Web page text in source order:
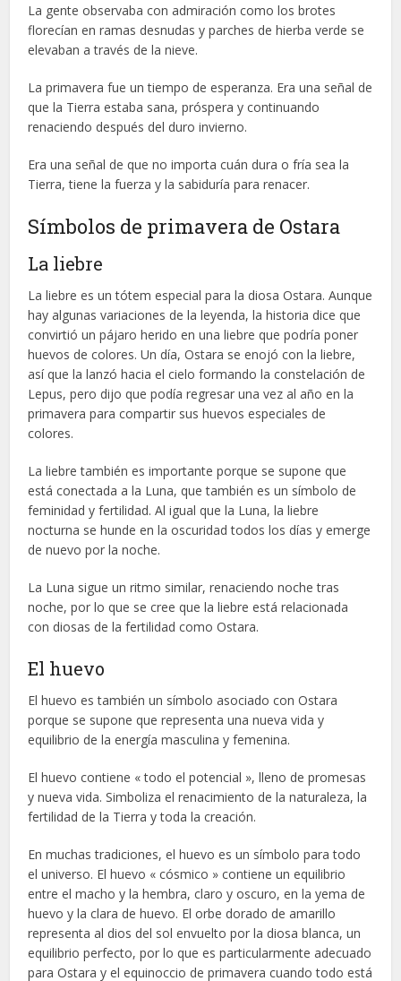
La gente observaba con admiración como los brotes
florecían en ramas desnudas y parches de hierba verde se
elevaban a través de la nieve.
La primavera fue un tiempo de esperanza. Era una señal de
que la Tierra estaba sana, próspera y continuando
renaciendo después del duro invierno.
Era una señal de que no importa cuán dura o fría sea la
Tierra, tiene la fuerza y la sabiduría para renacer.
Símbolos de primavera de Ostara
La liebre
La liebre es un tótem especial para la diosa Ostara. Aunque
hay algunas variaciones de la leyenda, la historia dice que
convirtió un pájaro herido en una liebre que podría poner
huevos de colores. Un día, Ostara se enojó con la liebre,
así que la lanzó hacia el cielo formando la constelación de
Lepus, pero dijo que podía regresar una vez al año en la
primavera para compartir sus huevos especiales de
colores.
La liebre también es importante porque se supone que
está conectada a la Luna, que también es un símbolo de
feminidad y fertilidad. Al igual que la Luna, la liebre
nocturna se hunde en la oscuridad todos los días y emerge
de nuevo por la noche.
La Luna sigue un ritmo similar, renaciendo noche tras
noche, por lo que se cree que la liebre está relacionada
con diosas de la fertilidad como Ostara.
El huevo
El huevo es también un símbolo asociado con Ostara
porque se supone que representa una nueva vida y
equilibrio de la energía masculina y femenina.
El huevo contiene « todo el potencial », lleno de promesas
y nueva vida. Simboliza el renacimiento de la naturaleza, la
fertilidad de la Tierra y toda la creación.
En muchas tradiciones, el huevo es un símbolo para todo
el universo. El huevo « cósmico » contiene un equilibrio
entre el macho y la hembra, claro y oscuro, en la yema de
huevo y la clara de huevo. El orbe dorado de amarillo
representa al dios del sol envuelto por la diosa blanca, un
equilibrio perfecto, por lo que es particularmente adecuado
para Ostara y el equinoccio de primavera cuando todo está